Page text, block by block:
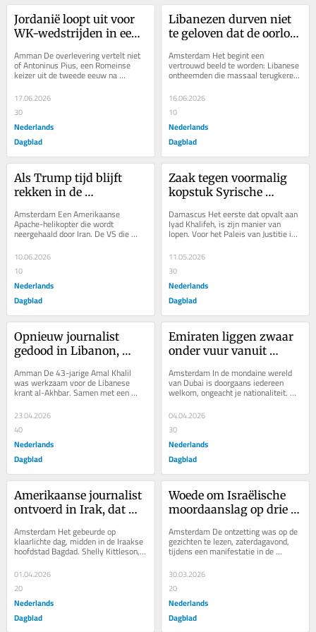
Jordanië loopt uit voor
WK-wedstrijden in een
bij zonsopgang
Amman De overlevering vertelt niet
of Antoninus Pius, een Romeinse
keizer uit de tweede eeuw na
Toch had hij...
17.06.2026
30
Nederlands
Dagblad
Libanezen durven niet
te geloven dat de oorlog
akkoord tussen VS en
Iran
Amsterdam Het begint een
vertrouwd beeld te worden: Libanese
ontheemden die massaal terugkeren
naar het zuiden van hun land, de
auto’s bumper aan...
16.06.2026
10
Nederlands
Dagblad
Als Trump tijd blijft
rekken in de
Teheran, dreigt de
oorlog opnieuw op te
Amsterdam Een Amerikaanse
Apache-helikopter die wordt
neergehaald door Iran. De VS die
daarop militaire doelen aanvallen
langs de Iraanse zuidkust. En...
10.06.2026
10
Nederlands
Dagblad
Zaak tegen voormalig
kopstuk Syrische
los. ‘Dit is de man die
mij gemarteld heeft’
Damascus Het eerste dat opvalt aan
Iyad Khalifeh, is zijn manier van
lopen. Voor het Paleis van Justitie in
Damascus komt hij stijfjes
aangelopen, een...
11.05.2026
30
Nederlands
Dagblad
Opnieuw journalist
gedood in Libanon,
reageren woedend
Amman De 43-jarige Amal Khalil
was werkzaam voor de Libanese
krant al-Akhbar. Samen met een
een pand nabij het...
23.04.2026
40
Nederlands
Dagblad
Emiraten liggen zwaar
onder vuur vanuit
ze terug te slaan?
Amsterdam In de mondaine wereld
van Dubai is doorgaans iedereen
welkom, ongeacht je nationaliteit.
Deze week kwam daar verandering
in: Iraniërs komen...
04.04.2026
30
Nederlands
Dagblad
Amerikaanse journalist
ontvoerd in Irak, dat
oorlog in de regio
Amsterdam Het gebeurde op
klaarlichte dag, midden in de Iraakse
hoofdstad Bagdad. Shelly Kittleson,
een Amerikaanse freelancejournalist,
werd dinsdag...
01.04.2026
20
Nederlands
Dagblad
Woede om Israëlische
moordaanslag op drie
‘Schaamteloze
misdaad’
Amsterdam De ontzetting was op de
gezichten te lezen, zaterdagavond,
tijdens een manifestatie in de
Libanese hoofdstad Beiroet.
Honderden mensen...
30.03.2026
20
Nederlands
Dagblad